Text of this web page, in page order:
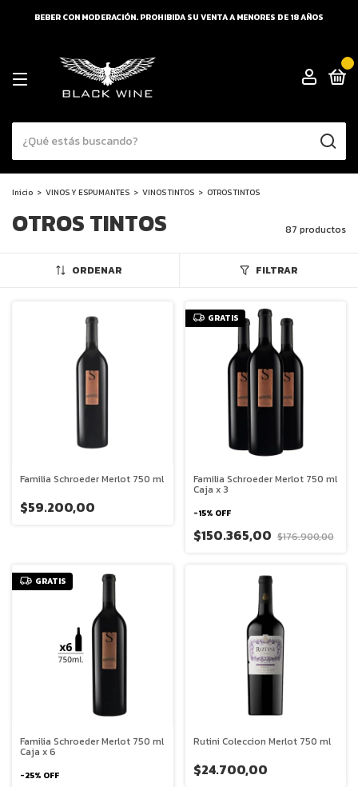
BEBER CON MODERACIÓN. PROHIBIDA SU VENTA A MENORES DE 18 AÑOS
Inicio > VINOS Y ESPUMANTES > VINOS TINTOS > OTROS TINTOS
OTROS TINTOS 87 productos
ORDENAR FILTRAR
Familia Schroeder Merlot 750 ml
$59.200,00
GRATIS
Familia Schroeder Merlot 750 ml
Caja x 3
-15% OFF
$150.365,00 $176.900,00
GRATIS
Familia Schroeder Merlot 750 ml
Caja x 6
-25% OFF
Rutini Coleccion Merlot 750 ml
$24.700,00